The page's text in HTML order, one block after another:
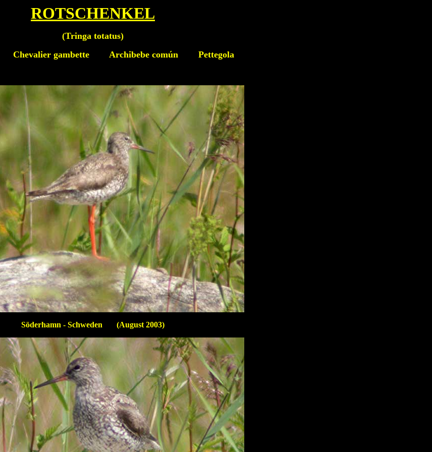
ROTSCHENKEL
(Tringa totatus)
Chevalier gambette Archibebe común Pettegola
Söderhamn - Schweden (August 2003)